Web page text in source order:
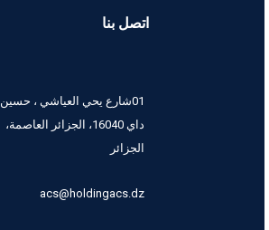
اتصل بنا
01شارع يحي العياشي ، حسين
داي 16040، الجزائر العاصمة،
الجزائر
acs@holdingacs.dz